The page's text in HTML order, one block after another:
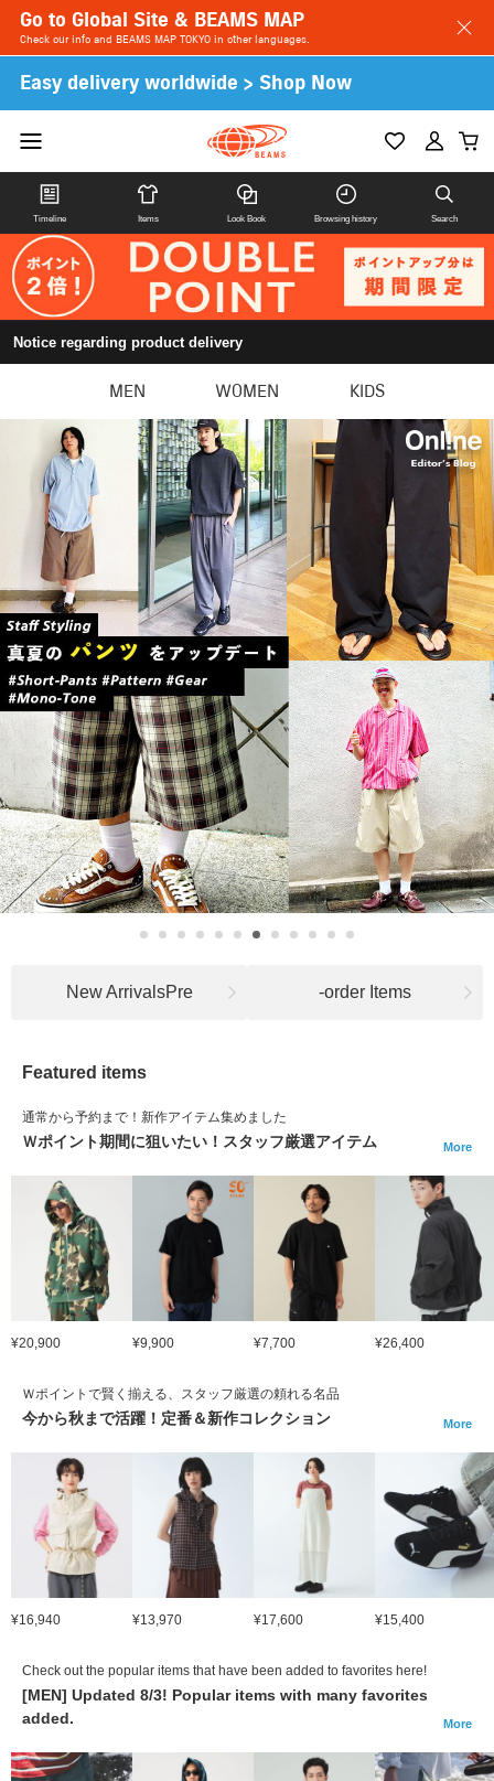
Go to Global Site & BEAMS MAP
Check our info and BEAMS MAP TOKYO in other languages.
Easy delivery worldwide > Shop Now
Timeline Items Look Book Browsing history Search
Notice regarding product delivery
MEN WOMEN KIDS
New ArrivalsPre -order Items
Featured items
通常から予約まで！新作アイテム集めました
Ｗポイント期間に狙いたい！スタッフ厳選アイテム More
¥20,900 ¥9,900 ¥7,700 ¥26,400
Ｗポイントで賢く揃える、スタッフ厳選の頼れる名品
今から秋まで活躍！定番＆新作コレクション More
¥16,940 ¥13,970 ¥17,600 ¥15,400
Check out the popular items that have been added to favorites here!
[MEN] Updated 8/3! Popular items with many favorites
added.
More